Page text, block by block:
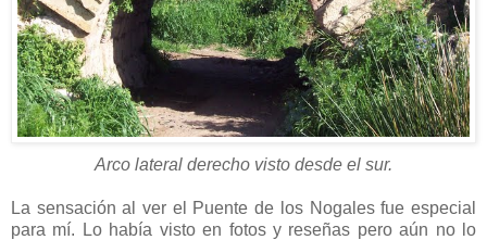
Arco lateral derecho visto desde el sur.
La sensación al ver el Puente de los Nogales fue especial
para mí. Lo había visto en fotos y reseñas pero aún no lo